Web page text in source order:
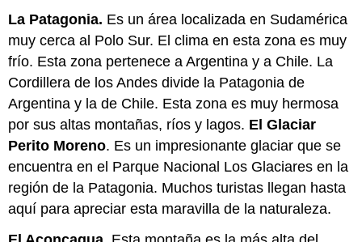
La Patagonia. Es un área localizada en Sudamérica
muy cerca al Polo Sur. El clima en esta zona es muy
frío. Esta zona pertenece a Argentina y a Chile. La
Cordillera de los Andes divide la Patagonia de
Argentina y la de Chile. Esta zona es muy hermosa
por sus altas montañas, ríos y lagos. El Glaciar
Perito Moreno. Es un impresionante glaciar que se
encuentra en el Parque Nacional Los Glaciares en la
región de la Patagonia. Muchos turistas llegan hasta
aquí para apreciar esta maravilla de la naturaleza.